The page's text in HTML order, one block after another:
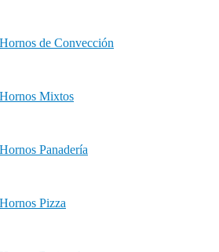
Hornos de Convección
Hornos Mixtos
Hornos Panadería
Hornos Pizza